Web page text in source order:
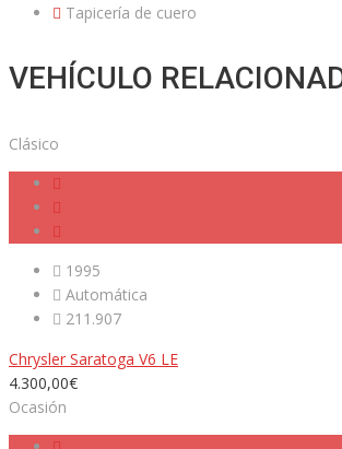
Tapicería de cuero
VEHÍCULO
Clásico
1995
Automática
211.907
Chrysler Saratoga V6 LE
4.300,00€
Ocasión